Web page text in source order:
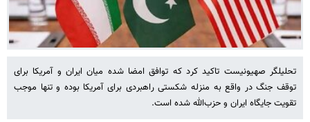
تحلیلگر صهیونیست تاکید کرد که توافق امضا شده میان ایران و آمریکا برای
توقف جنگ در واقع به منزله شکستی راهبردی برای آمریکا بوده و تنها موجب
تقویت جایگاه ایران و حزب‌الله شده است.